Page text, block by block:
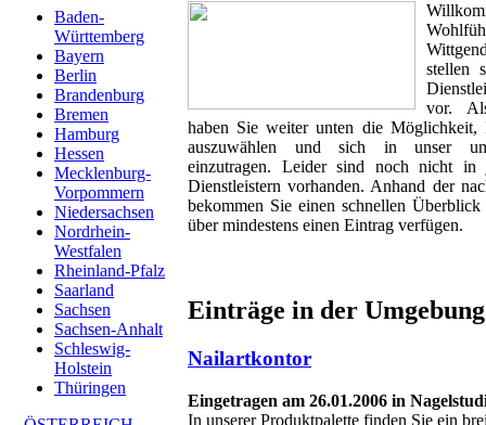
Baden-
Württemberg
Bayern
Berlin
Brandenburg
Bremen
Hamburg
Hessen
Mecklenburg-
Vorpommern
Niedersachsen
Nordrhein-
Westfalen
Rheinland-Pfalz
Saarland
Sachsen
Sachsen-Anhalt
Schleswig-
Holstein
Thüringen
stellen
vor.
haben Sie weiter unten die Möglichkeit,
auszuwählen und sich in unser
einzutragen. Leider sind noch nicht in
Dienstleistern vorhanden. Anhand der
bekommen Sie einen schnellen
über mindestens einen Eintrag verfügen.
Einträge in der
Nailartkontor
Eingetragen am 26.01.2006 in
In unserer Produktpalette finden Sie ein